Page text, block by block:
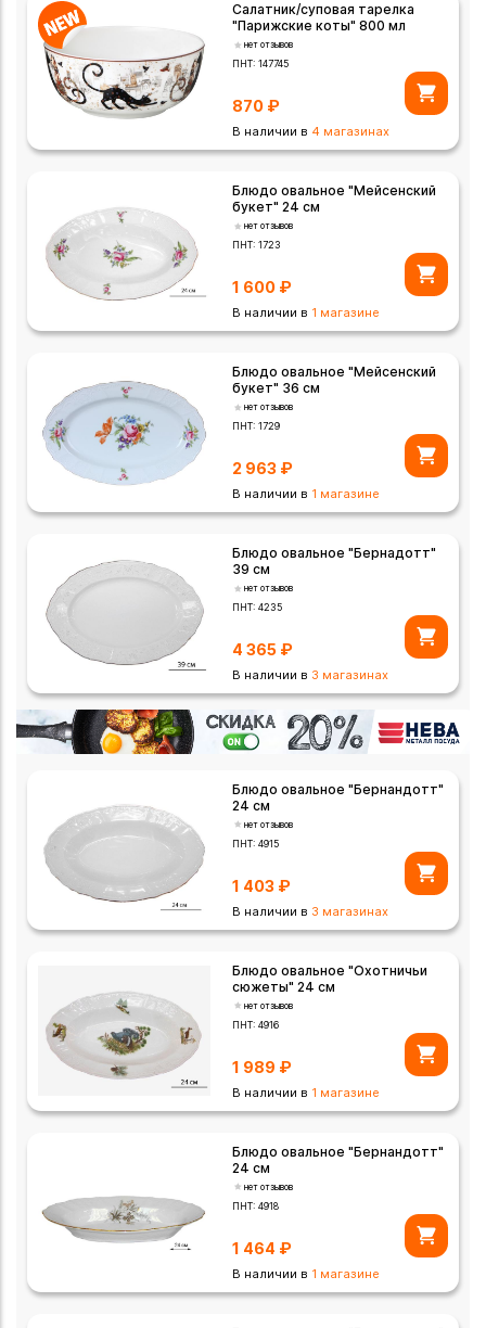
Салатник/суповая тарелка
"Парижские коты" 800 мл
нет отзывов
ПНТ:147745
870 ₽
В наличии в 4 магазинах
Блюдо овальное "Мейсенский
букет" 24 см
нет отзывов
ПНТ:1723
1 600 ₽
В наличии в 1 магазине
Блюдо овальное "Мейсенский
букет" 36 см
нет отзывов
ПНТ:1729
2 963 ₽
В наличии в 1 магазине
Блюдо овальное "Бернадотт"
39 см
нет отзывов
ПНТ:4235
4 365 ₽
В наличии в 3 магазинах
Блюдо овальное "Бернандотт"
24 см
нет отзывов
ПНТ:4915
1 403 ₽
В наличии в 3 магазинах
Блюдо овальное "Охотничьи
сюжеты" 24 см
нет отзывов
ПНТ:4916
1 989 ₽
В наличии в 1 магазине
Блюдо овальное "Бернандотт"
24 см
нет отзывов
ПНТ:4918
1 464 ₽
В наличии в 1 магазине